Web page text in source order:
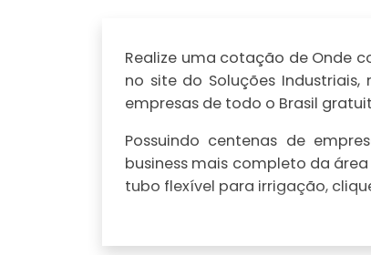
Realize uma cotação de Onde
no site do Soluções
empresas de todo o Brasil
Possuindo centenas de
business mais completo da
tubo flexível para irrigação,